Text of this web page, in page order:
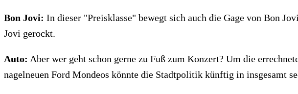
Bon Jovi: In dieser "Preisklasse" bewegt sich auch die Gage von Bon
Jovi gerockt.
Auto: Aber wer geht schon gerne zu Fuß zum Konzert? Um die
nagelneuen Ford Mondeos könnte die Stadtpolitik künftig in insgesamt